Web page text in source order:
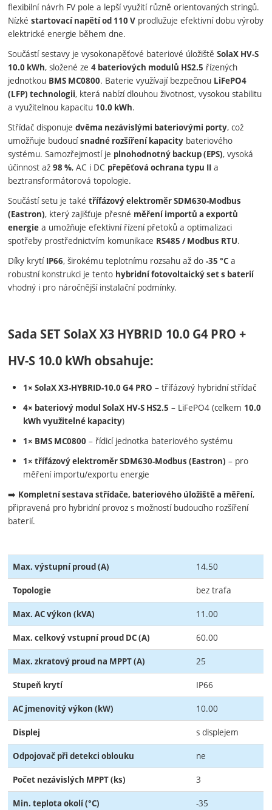
flexibilní návrh FV pole a lepší využití různě orientovaných stringů.
Nízkéstartovací napětí od 110 V prodlužuje efektivní dobu výroby
elektrické energie během dne.
Součástí sestavy je vysokonapěťové bateriové úložištěSolaX HV-S
10.0 kWh, složené ze4 bateriových modulů HS2.5 řízených
jednotkou BMS MC0800. Baterie využívají bezpečnou LiFePO4
(LFP) technologii, která nabízí dlouhou životnost, vysokou stabilitu
a využitelnou kapacitu 10.0 kWh.
Střídač disponujedvěma nezávislými bateriovými porty, což
umožňuje budoucísnadné rozšíření kapacity bateriového
systému. Samozřejmostí je plnohodnotný backup (EPS), vysoká
účinnost až98 %, AC i DC přepěťová ochrana typu II a
beztransformátorová topologie.
Součástí setu je takétřífázový elektroměr SDM630-Modbus
(Eastron), který zajišťuje přesné měření importů a exportů
energie a umožňuje efektivní řízení přetoků a optimalizaci
spotřeby prostřednictvím komunikace RS485 / Modbus RTU.
Díky krytí IP66, širokému teplotnímu rozsahu až do-35 °C a
robustní konstrukci je tento hybridní fotovoltaický set s baterií
vhodný i pro náročnější instalační podmínky.
Sada SET SolaX X3 HYBRID 10.0 G4 PRO +
HV-S 10.0 kWh obsahuje:
1× SolaX X3-HYBRID-10.0 G4 PRO – třífázový hybridní střídač
4× bateriový modul SolaX HV-S HS2.5 – LiFePO4 (celkem 10.0
kWh využitelné kapacity)
1× BMS MC0800 – řídicí jednotka bateriového systému
1× třífázový elektroměr SDM630-Modbus (Eastron) – pro
měření importu/exportu energie
➡️ Kompletní sestava střídače, bateriového úložiště a měření,
připravená pro hybridní provoz s možností budoucího rozšíření
baterií.
Max. výstupní proud (A) 14.50
Topologie bez trafa
Max. AC výkon (kVA) 11.00
Max. celkový vstupní proud DC (A) 60.00
Max. zkratový proud na MPPT (A) 25
Stupeň krytí IP66
AC jmenovitý výkon (kW) 10.00
Displej s displejem
Odpojovač při detekci oblouku ne
Počet nezávislých MPPT (ks) 3
Min. teplota okolí (°C) -35